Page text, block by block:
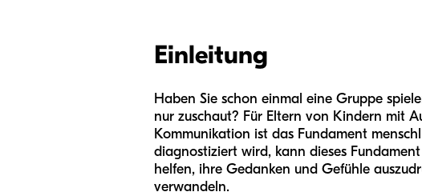
Einleitung
Haben Sie schon einmal eine Gruppe
nur zuschaut? Für Eltern von Kindern mit
Kommunikation ist das Fundament
diagnostiziert wird, kann dieses
helfen, ihre Gedanken und Gefühle
verwandeln.